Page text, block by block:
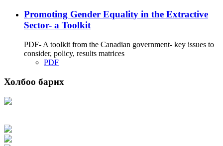
Promoting Gender Equality in the Extractive
Sector- a Toolkit
PDF- A toolkit from the Canadian government- key issues to
consider, policy, results matrices
PDF
Холбоо барих